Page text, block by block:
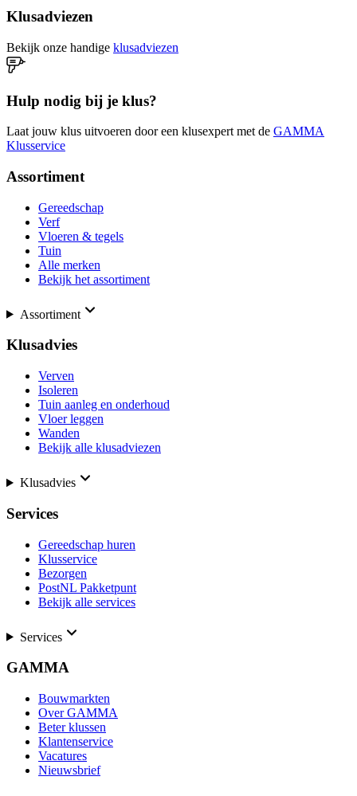
Klusadviezen
Bekijk onze handige klusadviezen
Hulp nodig bij je klus?
Laat jouw klus uitvoeren door een klusexpert met de GAMMA
Klusservice
Assortiment
Gereedschap
Verf
Vloeren & tegels
Tuin
Alle merken
Bekijk het assortiment
Assortiment
Klusadvies
Verven
Isoleren
Tuin aanleg en onderhoud
Vloer leggen
Wanden
Bekijk alle klusadviezen
Klusadvies
Services
Gereedschap huren
Klusservice
Bezorgen
PostNL Pakketpunt
Bekijk alle services
Services
GAMMA
Bouwmarkten
Over GAMMA
Beter klussen
Klantenservice
Vacatures
Nieuwsbrief